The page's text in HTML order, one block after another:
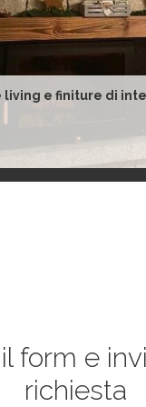
living e finiture di
form e
richiesta